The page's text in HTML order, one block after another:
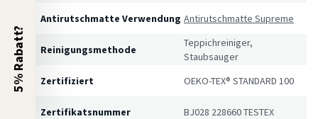
Antirutschmatte Verwendung Antirutschmatte Supreme
Reinigungsmethode
Teppichreiniger,
Staubsauger
Zertifiziert
OEKO-TEX® STANDARD 100
Zertifikatsnummer BJ028 228660 TESTEX
5% Rabatt?